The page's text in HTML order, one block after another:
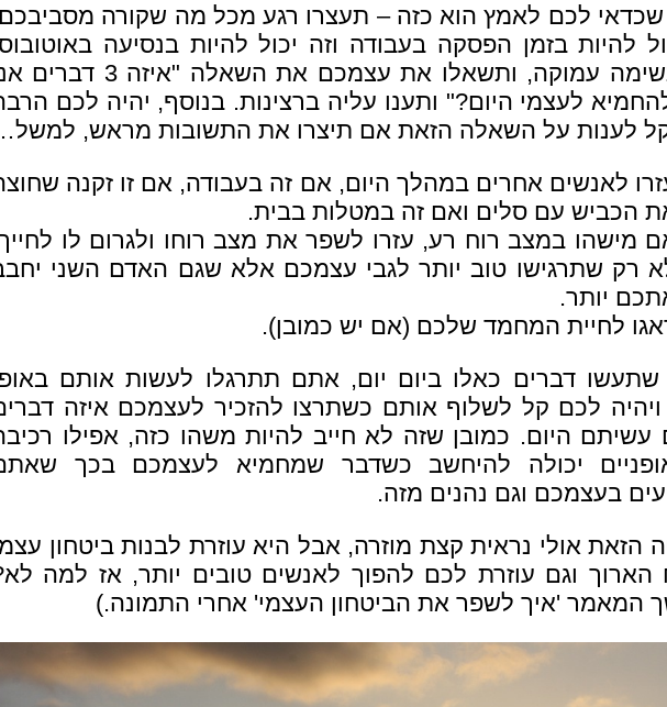
שכדאי לכם לאמץ הוא כזה – תעצרו רגע מכל מה שקורה
להיות בזמן הפסקה בעבודה וזה יכול להיות בנסיעה
קחו נשימה עמוקה, ותשאלו את עצמכם את השאלה "איזה 3
לעצמי היום?" ותענו עליה ברצינות. בנוסף, יהיה לכם
קל לענות על השאלה הזאת אם תיצרו את התשובות מראש,
לאנשים אחרים במהלך היום, אם זה בעבודה, אם זו זקנה
הכביש עם סלים ואם זה במטלות בבית.
מישהו במצב רוח רע, עזרו לשפר את מצב רוחו ולגרום לו
רק שתרגישו טוב יותר לגבי עצמכם אלא שגם האדם השני
יותר.
לחיית המחמד שלכם (אם יש כמובן).
שתעשו דברים כאלו ביום יום, אתם תתרגלו לעשות אותם
לכם קל לשלוף אותם כשתרצו להזכיר לעצמכם איזה
עשיתם היום. כמובן שזה לא חייב להיות משהו כזה, אפילו
יכולה להיחשב כשדבר שמחמיא לעצמכם בכך
בעצמכם וגם נהנים מזה.
הזאת אולי נראית קצת מוזרה, אבל היא עוזרת לבנות ביטחון
הארוך וגם עוזרת לכם להפוך לאנשים טובים יותר, אז למה
המאמר 'איך לשפר את הביטחון העצמי' אחרי התמונה.)